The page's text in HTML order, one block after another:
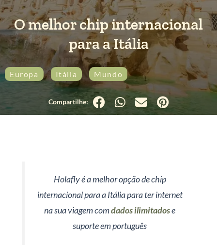
O melhor chip internacional
para a Itália
Europa Itália Mundo Produtos
Holafly é a melhor opção de chip
internacional para a Itália para ter internet
na sua viagem comdados ilimitadose
suporte em português